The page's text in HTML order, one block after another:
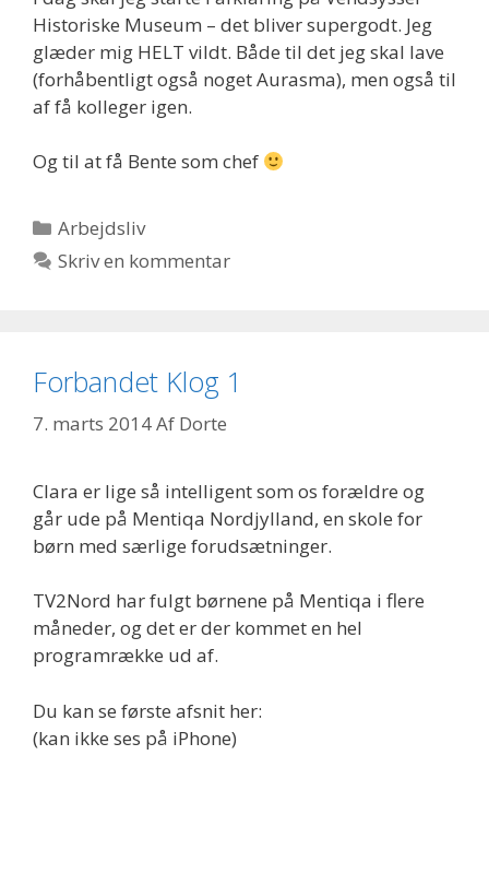
Historiske Museum – det bliver supergodt. Jeg
glæder mig HELT vildt. Både til det jeg skal lave
(forhåbentligt også noget Aurasma), men også til
af få kolleger igen.
Og til at få Bente som chef
Kategorier
Arbejdsliv
Skriv en kommentar
Forbandet Klog 1
7. marts 2014Af Dorte
Clara er lige så intelligent som os forældre og
går ude på Mentiqa Nordjylland, en skole for
børn med særlige forudsætninger.
TV2Nord har fulgt børnene på Mentiqa i flere
måneder, og det er der kommet en hel
programrække ud af.
Du kan se første afsnit her:
(kan ikke ses på iPhone)